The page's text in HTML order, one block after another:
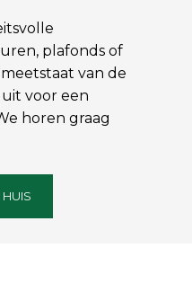
plafonds of
van de
voor een
horen graag
HUIS